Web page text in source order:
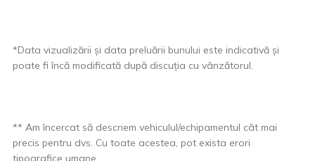
*Data vizualizării și data preluării bunului este indicativă și
poate fi încă modificată după discuția cu vânzătorul.
** Am încercat să descriem vehiculul/echipamentul cât mai
precis pentru dvs. Cu toate acestea, pot exista erori
tipografice umane.